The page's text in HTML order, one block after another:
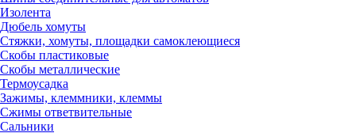
Изолента
Дюбель хомуты
Стяжки, хомуты, площадки самоклеющиеся
Скобы пластиковые
Скобы металлические
Термоусадка
Зажимы, клеммники, клеммы
Сжимы ответвительные
Сальники